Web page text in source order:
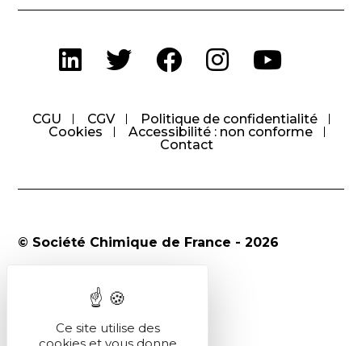
CGU CGV
Politique de confidentialité
Cookies
Accessibilité : non conforme
Contact
© Société Chimique de France - 2026
Ce site utilise des